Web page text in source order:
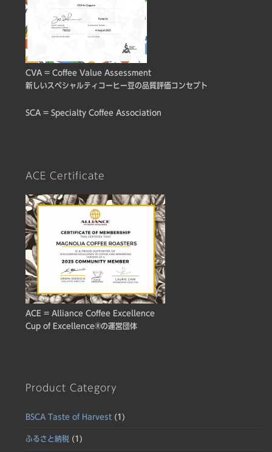
CVA = Coffee Value Assessment
新しいスペシャルティコーヒー豆の品質評価コンセプト
SCA = Specialty Coffee Association
ACE Certificate
ACE = Alliance Coffee Excellence
Cup of Excellence®の運営団体
Product Category
BSCA Taste of Harvest (1)
ふるさと納税 (1)